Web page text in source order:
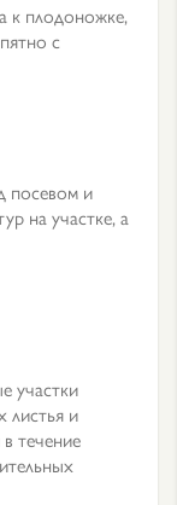
к плодоножке,
с
посевом и
на участке, а
участки
листья и
течение